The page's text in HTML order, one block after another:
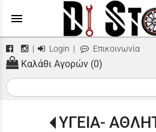
menu
| Login | Επικοινωνία
Καλάθι Αγορών (0)
ΥΓΕΙΑ-